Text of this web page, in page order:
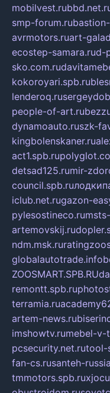
mobilvest.ru
smp-forum.ru
avrmotors.ruart-
ecostep-samara.rud-
sko.com.ru
kokoroyari.spb.ru
lenderoq.ru
people-of-art.ru
dynamoauto.ruszk-
kingbolenskaner.ru
act1.spb.ru
detsad125.rumir-
council.spb.ru
iclub.net.rugazon-
pylesostineco.ru
artemovskij.ru
ndm.msk.ru
globalautotrade.info
ZOOSMART.SPB.RU
remontt.spb.ru
terramia.ru
artem-news.ru
imshowtv.rumebel-v-
pcsecurity.net.rutool-
fan-cs.rusanteh-
tmmotors.spb.ru